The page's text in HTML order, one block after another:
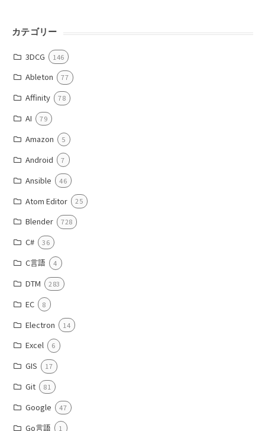
カテゴリー
3DCG 146
Ableton 77
Affinity 78
AI 79
Amazon 5
Android 7
Ansible 46
Atom Editor 25
Blender 728
C# 36
C言語 4
DTM 283
EC 8
Electron 14
Excel 6
GIS 17
Git 81
Google 47
Go言語 1